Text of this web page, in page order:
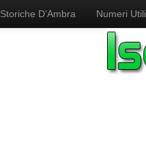
D’Ambra Numeri Utili